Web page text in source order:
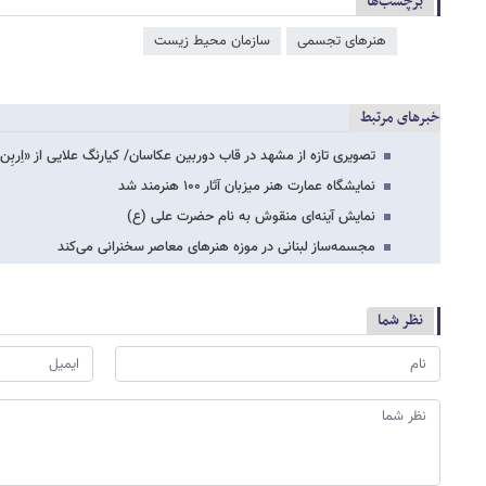
هنرهای تجسمی سازمان محیط زیست
خبرهای مرتبط
تصویری تازه از مشهد در قاب دوربین عکاسان/ کیارنگ علایی از
نمایشگاه عمارت هنر میزبان آثار ۱۰۰ هنرمند شد
نمایش آینه‌ای منقوش به نام حضرت علی (ع)
مجسمه‌ساز لبنانی در موزه هنرهای معاصر سخنرانی می‌کند
نظر شما